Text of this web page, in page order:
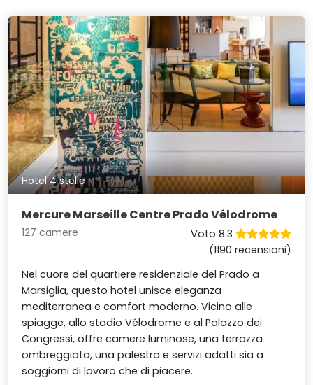
Hotel 4 stelle
Mercure Marseille Centre Prado Vélodrome
127 camere
Voto 8.3
(1190 recensioni)
Nel cuore del quartiere residenziale del Prado a
Marsiglia, questo hotel unisce eleganza
mediterranea e comfort moderno. Vicino alle
spiagge, allo stadio Vélodrome e al Palazzo dei
Congressi, offre camere luminose, una terrazza
ombreggiata, una palestra e servizi adatti sia a
soggiorni di lavoro che di piacere.